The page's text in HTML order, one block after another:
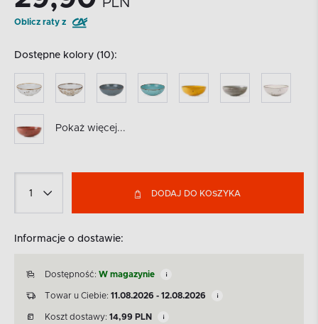
Oblicz raty z
Dostępne kolory (10):
Pokaż więcej...
DODAJ DO KOSZYKA
Informacje o dostawie:
Dostępność: W magazynie
Towar u Ciebie: 11.08.2026 - 12.08.2026
Koszt dostawy: 14,99 PLN